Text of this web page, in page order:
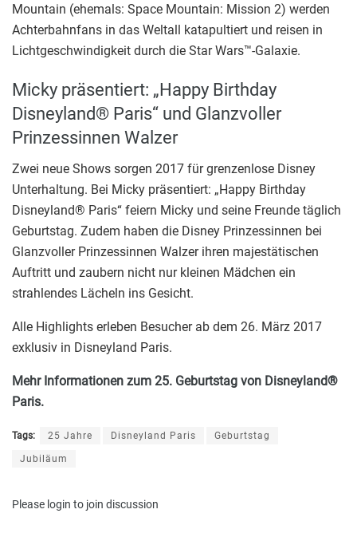
Mountain (ehemals: Space Mountain: Mission 2) werden
Achterbahnfans in das Weltall katapultiert und reisen in
Lichtgeschwindigkeit durch die Star Wars™-Galaxie.
Micky präsentiert: „Happy Birthday
Disneyland® Paris“ und Glanzvoller
Prinzessinnen Walzer
Zwei neue Shows sorgen 2017 für grenzenlose Disney
Unterhaltung. Bei Micky präsentiert: „Happy Birthday
Disneyland® Paris“ feiern Micky und seine Freunde täglich
Geburtstag. Zudem haben die Disney Prinzessinnen bei
Glanzvoller Prinzessinnen Walzer ihren majestätischen
Auftritt und zaubern nicht nur kleinen Mädchen ein
strahlendes Lächeln ins Gesicht.
Alle Highlights erleben Besucher ab dem 26. März 2017
exklusiv in Disneyland Paris.
Mehr Informationen zum 25. Geburtstag von Disneyland®
Paris.
Tags: 25 Jahre Disneyland Paris Geburtstag
Jubiläum
Please login to join discussion